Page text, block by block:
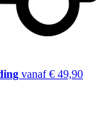
vanaf € 49,90